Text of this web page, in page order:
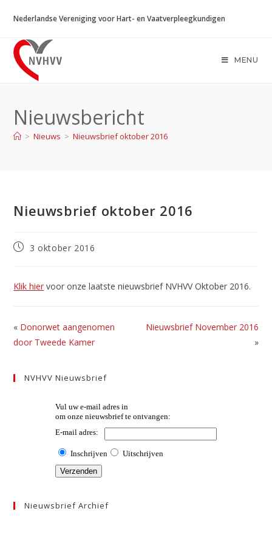
naar
inhoud
Nederlandse Vereniging voor Hart- en Vaatverpleegkundigen
MENU
Nieuwsbericht
> Nieuws > Nieuwsbrief oktober 2016
Nieuwsbrief oktober 2016
Bericht3 oktober 2016
Klik hier voor onze laatste nieuwsbrief NVHVV Oktober 2016.
« Donorwet aangenomen
door Tweede Kamer
Nieuwsbrief November 2016
»
NVHVV Nieuwsbrief
Nieuwsbrief Archief